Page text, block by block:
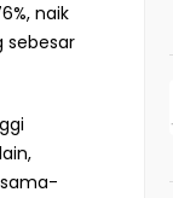
naik
sebesar
sama-